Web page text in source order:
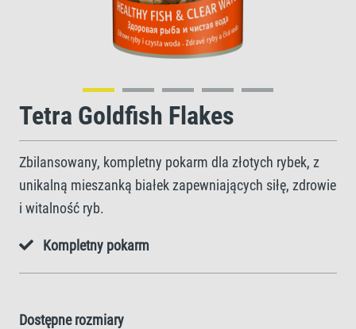
Tetra Goldfish Flakes
Zbilansowany, kompletny pokarm dla złotych rybek, z
unikalną mieszanką białek zapewniających siłę, zdrowie
i witalność ryb.
Kompletny pokarm
Dostępne rozmiary